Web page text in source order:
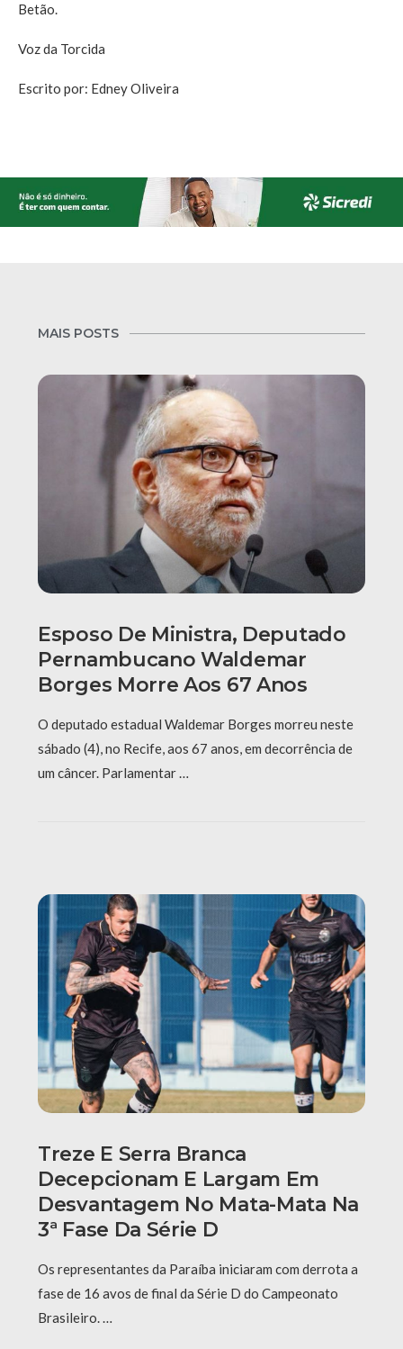
Betão.
Voz da Torcida
Escrito por: Edney Oliveira
MAIS POSTS
Esposo De Ministra, Deputado
Pernambucano Waldemar
Borges Morre Aos 67 Anos
O deputado estadual Waldemar Borges morreu neste
sábado (4), no Recife, aos 67 anos, em decorrência de
um câncer. Parlamentar …
Treze E Serra Branca
Decepcionam E Largam Em
Desvantagem No Mata-Mata Na
3ª Fase Da Série D
Os representantes da Paraíba iniciaram com derrota a
fase de 16 avos de final da Série D do Campeonato
Brasileiro. …